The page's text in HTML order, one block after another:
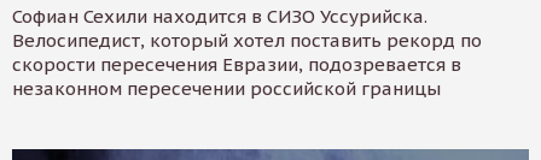
Софиан Сехили находится в СИЗО Уссурийска.
Велосипедист, который хотел поставить рекорд по
скорости пересечения Евразии, подозревается в
незаконном пересечении российской границы